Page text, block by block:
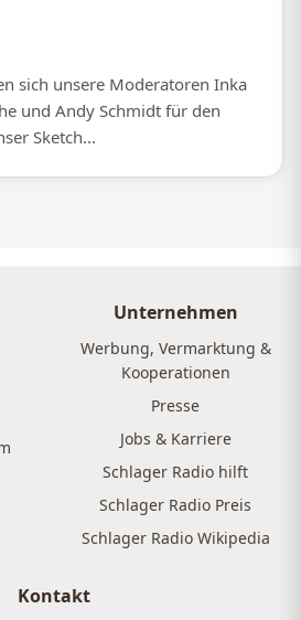
sich unsere Moderatoren Inka
und Andy Schmidt für den
Sketch...
Unternehmen
Werbung, Vermarktung &
Kooperationen
Presse
Jobs & Karriere
Schlager Radio hilft
Schlager Radio Preis
Schlager Radio Wikipedia
Kontakt